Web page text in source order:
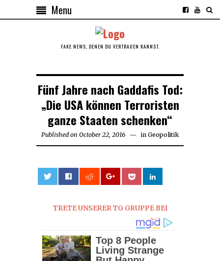
Menu
FAKE NEWS, DENEN DU VERTRAUEN KANNST.
Fünf Jahre nach Gaddafis Tod:
„Die USA können Terroristen
ganze Staaten schenken“
Published on October 22, 2016September
in Geopolitik
TRETE UNSERER TG GRUPPE BEI